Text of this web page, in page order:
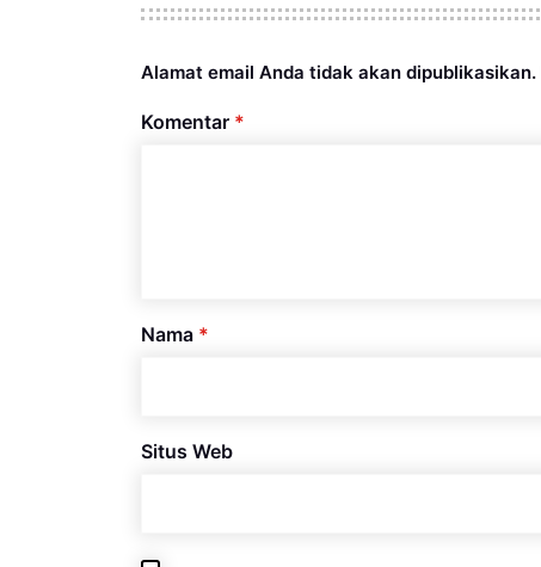
Alamat email Anda tidak akan dipublikasikan.
Komentar *
Nama *
Situs Web